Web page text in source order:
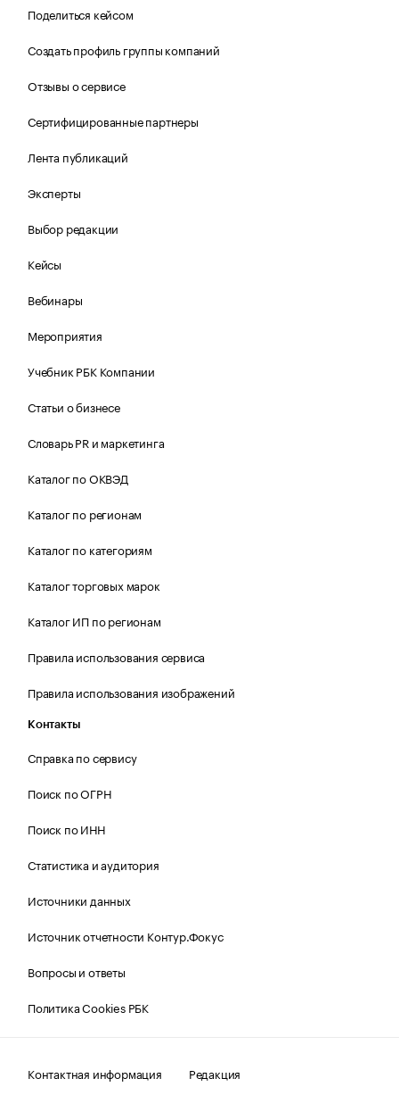
Поделиться кейсом
Создать профиль группы компаний
Отзывы о сервисе
Сертифицированные партнеры
Лента публикаций
Эксперты
Выбор редакции
Кейсы
Вебинары
Мероприятия
Учебник РБК Компании
Статьи о бизнесе
Словарь PR и маркетинга
Каталог по ОКВЭД
Каталог по регионам
Каталог по категориям
Каталог торговых марок
Каталог ИП по регионам
Правила использования сервиса
Правила использования изображений
Контакты
Справка по сервису
Поиск по ОГРН
Поиск по ИНН
Статистика и аудитория
Источники данных
Источник отчетности Контур.Фокус
Вопросы и ответы
Политика Cookies РБК
Контактная информация Редакция